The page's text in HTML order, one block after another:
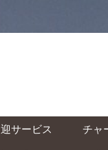
サービス チャ